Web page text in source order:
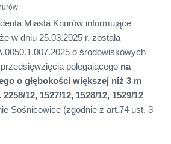
Miasta Knurów informujące
w dniu 25.03.2025 r. została
o środowiskowych
polegającego na
o głębokości większej niż 3 m
12, 1527/12, 1528/12, 1529/12
Sośnicowice (zgodnie z art.74 ust. 3